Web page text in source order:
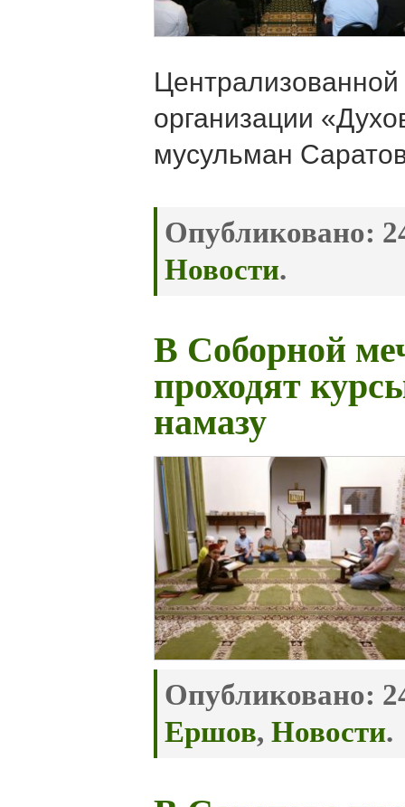
Централизованной
организации
мусульман
Опубликовано:
Новости.
В Соборной
проходят
намазу
Опубликовано:
Ершов, Новости.